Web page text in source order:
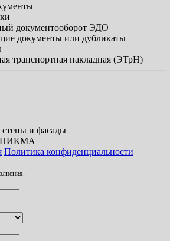
документооборот ЭДО
документы или дубликаты
транспортная накладная (ЭТрН)
Политика конфиденциальности